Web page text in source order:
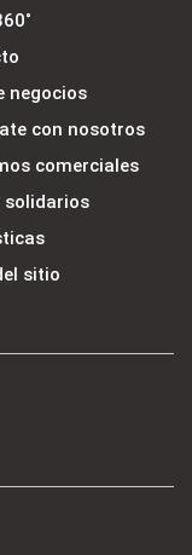
negocios
con nosotros
comerciales
solidarios
sitio